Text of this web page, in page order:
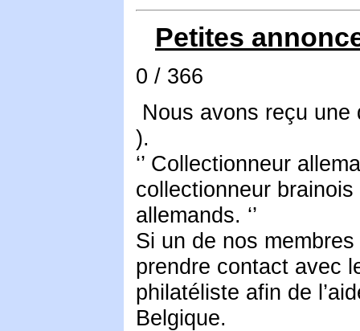
Petites
0 / 366
Nous avons reçu une
).
‘’ Collectionneur
collectionneur
allemands. ‘’
Si un de nos
prendre contact avec
philatéliste afin de
Belgique.